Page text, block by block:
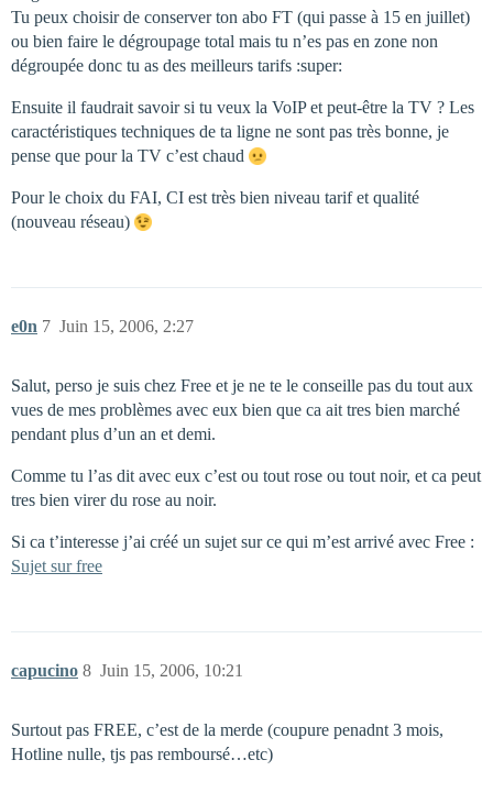
Tu peux choisir de conserver ton abo FT (qui passe à 15 en juillet)
ou bien faire le dégroupage total mais tu n’es pas en zone non
dégroupée donc tu as des meilleurs tarifs :super:
Ensuite il faudrait savoir si tu veux la VoIP et peut-être la TV ? Les
caractéristiques techniques de ta ligne ne sont pas très bonne, je
pense que pour la TV c’est chaud
Pour le choix du FAI, CI est très bien niveau tarif et qualité
(nouveau réseau)
e0n Juin 15, 2006, 2:27
7
Salut, perso je suis chez Free et je ne te le conseille pas du tout aux
vues de mes problèmes avec eux bien que ca ait tres bien marché
pendant plus d’un an et demi.
Comme tu l’as dit avec eux c’est ou tout rose ou tout noir, et ca peut
tres bien virer du rose au noir.
Si ca t’interesse j’ai créé un sujet sur ce qui m’est arrivé avec Free :
Sujet sur free
capucino Juin 15, 2006, 10:21
8
Surtout pas FREE, c’est de la merde (coupure penadnt 3 mois,
Hotline nulle, tjs pas remboursé…etc)